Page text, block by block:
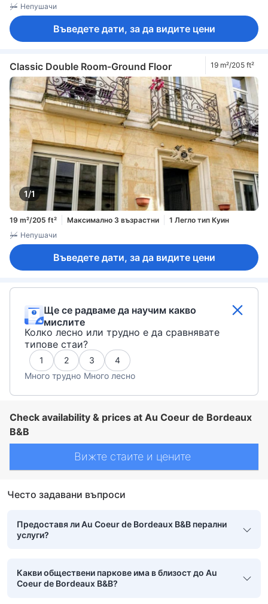
Непушачи
Въведете дати, за да видите цени
Classic Double Room-Ground Floor 19 m²/205 ft²
1/1
19 m²/205 ft² Максимално 3 възрастни
1 Легло тип Куин
Непушачи
Въведете дати, за да видите цени
Ще се радваме да научим какво
мислите
Колко лесно или трудно е да сравнявате
типове стаи?
1 2 3
4
Много трудно Много лесно
Check availability & prices at Au Coeur de Bordeaux
B&B
Вижте стаите и цените
Често задавани въпроси
Предоставя ли Au Coeur de Bordeaux B&B перални
услуги?
Какви обществени паркове има в близост до Au
Coeur de Bordeaux B&B?